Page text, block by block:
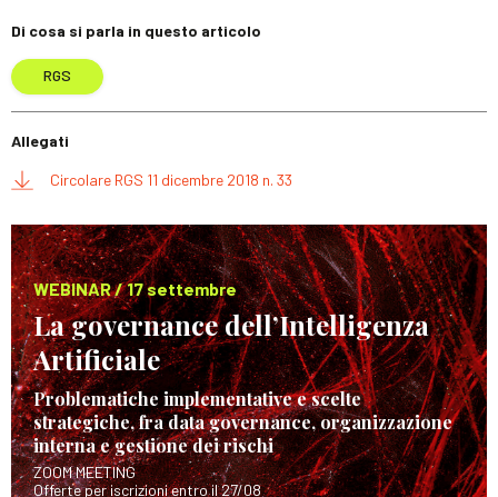
Di cosa si parla in questo articolo
RGS
Allegati
Circolare RGS 11 dicembre 2018 n. 33
WEBINAR / 17 settembre
La governance dell’Intelligenza
Artificiale
Problematiche implementative e scelte
strategiche, fra data governance, organizzazione
interna e gestione dei rischi
ZOOM MEETING
Offerte per iscrizioni entro il 27/08